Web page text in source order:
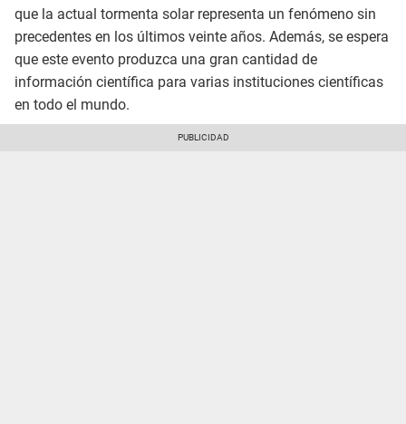
que la actual tormenta solar representa un fenómeno sin
precedentes en los últimos veinte años. Además, se espera
que este evento produzca una gran cantidad de
información científica para varias instituciones científicas
en todo el mundo.